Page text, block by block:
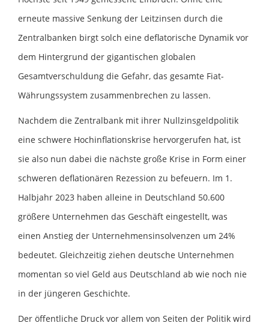
erneute massive Senkung der Leitzinsen durch die
Zentralbanken birgt solch eine deflatorische Dynamik vor
dem Hintergrund der gigantischen globalen
Gesamtverschuldung die Gefahr, das gesamte Fiat-
Währungssystem zusammenbrechen zu lassen.
Nachdem die Zentralbank mit ihrer Nullzinsgeldpolitik
eine schwere Hochinflationskrise hervorgerufen hat, ist
sie also nun dabei die nächste große Krise in Form einer
schweren deflationären Rezession zu befeuern. Im 1.
Halbjahr 2023 haben alleine in Deutschland 50.600
größere Unternehmen das Geschäft eingestellt, was
einen Anstieg der Unternehmensinsolvenzen um 24%
bedeutet. Gleichzeitig ziehen deutsche Unternehmen
momentan so viel Geld aus Deutschland ab wie noch nie
in der jüngeren Geschichte.
Der öffentliche Druck vor allem von Seiten der Politik wird